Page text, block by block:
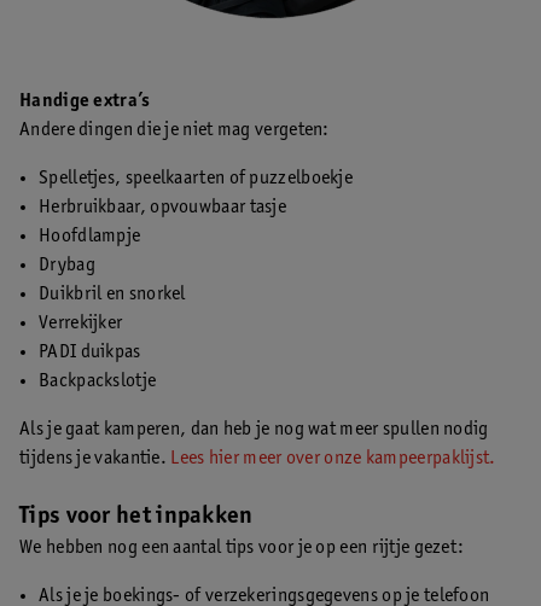
Handige extra’s
Andere dingen die je niet mag vergeten:
Spelletjes, speelkaarten of puzzelboekje
Herbruikbaar, opvouwbaar tasje
Hoofdlampje
Drybag
Duikbril en snorkel
Verrekijker
PADI duikpas
Backpackslotje
Als je gaat kamperen, dan heb je nog wat meer spullen nodig
tijdens je vakantie. Lees hier meer over onze kampeerpaklijst.
Tips voor het inpakken
We hebben nog een aantal tips voor je op een rijtje gezet:
Als je je boekings- of verzekeringsgegevens op je telefoon